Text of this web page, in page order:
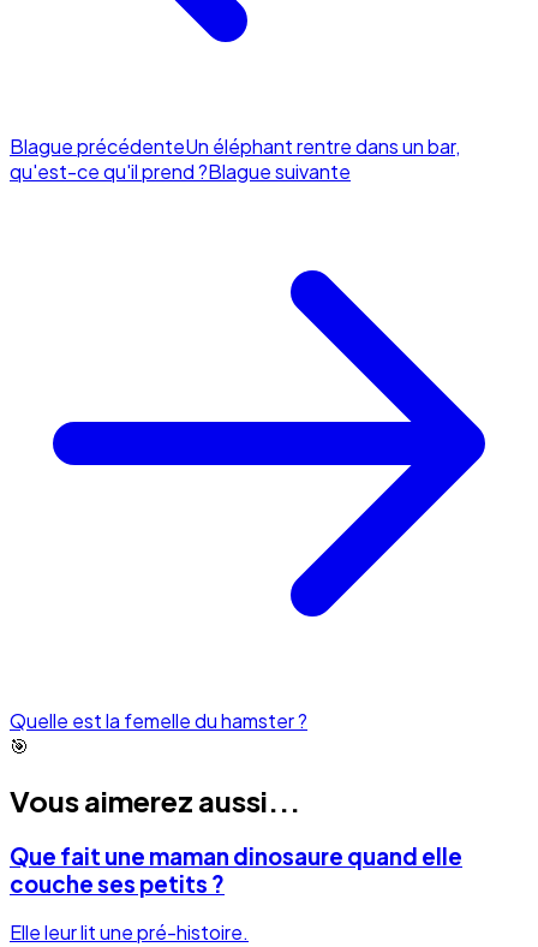
Blague précédenteUn éléphant rentre dans un bar,
qu'est-ce qu'il prend ?Blague suivante
Quelle est la femelle du hamster ?
🎯
Vous aimerez aussi...
Que fait une maman dinosaure quand elle
couche ses petits ?
Elle leur lit une pré-histoire.